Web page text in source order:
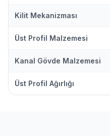
Kilit Mekanizması
Üst Profil Malzemesi
Kanal Gövde Malzemesi
Üst Profil Ağırlığı